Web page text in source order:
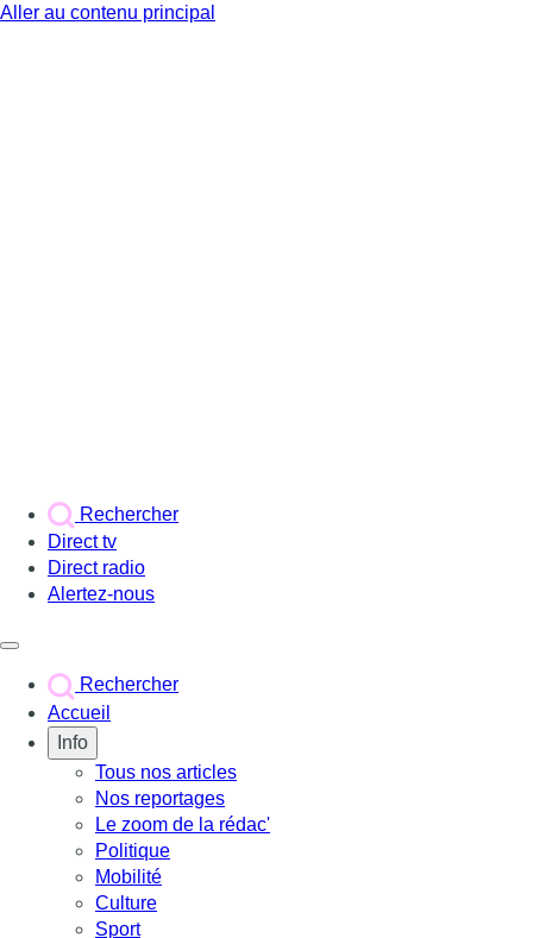
Aller au contenu principal
Rechercher
Direct tv
Direct radio
Alertez-nous
Rechercher
Accueil
Info
Tous nos articles
Nos reportages
Le zoom de la rédac'
Politique
Mobilité
Culture
Sport